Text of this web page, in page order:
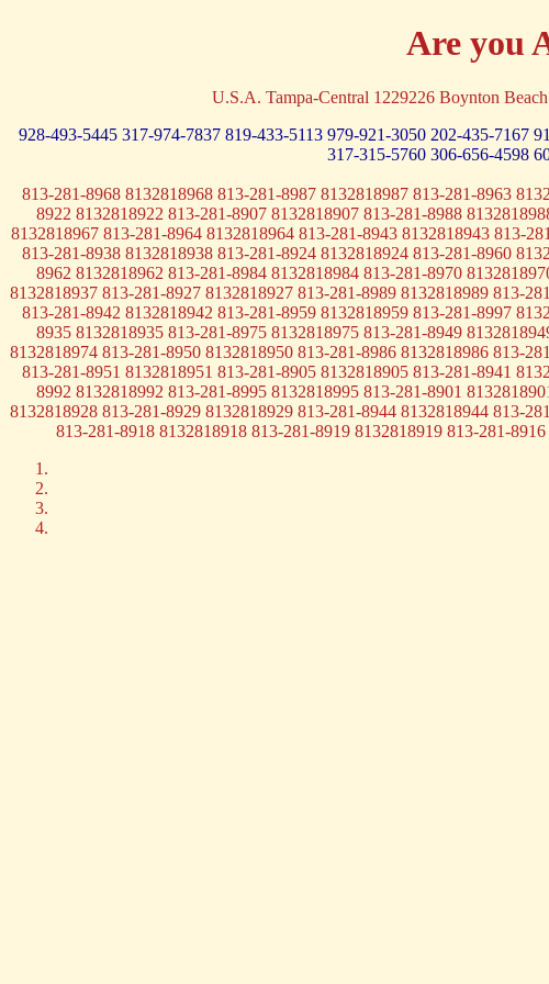
Are you
U.S.A. Tampa-Central 1229226 Boynton
928-493-5445 317-974-7837 819-433-5113 979-921-3050 202-435-7167
317-315-5760 306-656-4598
813-281-8968 8132818968 813-281-8987 8132818987 813-281-8963
8922 8132818922 813-281-8907 8132818907 813-281-8988
8132818967 813-281-8964 8132818964 813-281-8943 8132818943 813-
813-281-8938 8132818938 813-281-8924 8132818924 813-281-8960
8962 8132818962 813-281-8984 8132818984 813-281-8970
8132818937 813-281-8927 8132818927 813-281-8989 8132818989 813-
813-281-8942 8132818942 813-281-8959 8132818959 813-281-8997
8935 8132818935 813-281-8975 8132818975 813-281-8949
8132818974 813-281-8950 8132818950 813-281-8986 8132818986 813-
813-281-8951 8132818951 813-281-8905 8132818905 813-281-8941
8992 8132818992 813-281-8995 8132818995 813-281-8901
8132818928 813-281-8929 8132818929 813-281-8944 8132818944 813-
813-281-8918 8132818918 813-281-8919 8132818919 813-281-